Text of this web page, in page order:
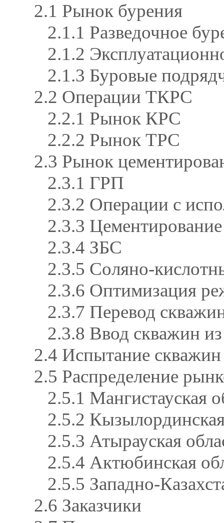
2.1 Рынок бурения
2.1.1 Разведочное
2.1.2
2.1.3 Буровые
2.2 Операции ТКРС
2.2.1 Рынок КРС
2.2.2 Рынок ТРС
2.3 Рынок
2.3.1 ГРП
2.3.2 Операции с
2.3.3
2.3.4 ЗБС
2.3.5 Соляно-
2.3.6 Оптимизация
2.3.7 Перевод
2.3.8 Ввод скважин из
2.4 Испытание скважин
2.5 Распределение
2.5.1 Мангистауская
2.5.2
2.5.3 Атырауская
2.5.4 Актюбинская
2.5.5 Западно-
2.6 Заказчики